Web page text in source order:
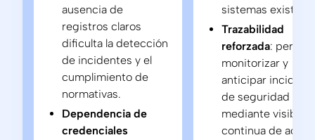
ausencia de
registros claros
dificulta la detección
de incidentes y el
cumplimiento de
normativas.
Dependencia de
credenciales
sistemas
Trazabilidad
reforzada:
monitorizar y
anticipar
de seguridad
mediante
continua de